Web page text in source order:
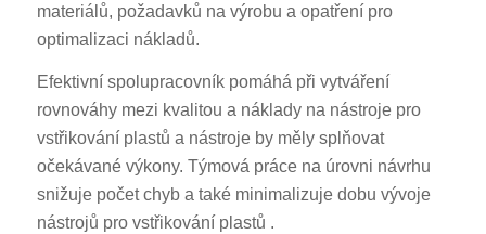
materiálů, požadavků na výrobu a opatření pro
optimalizaci nákladů.
Efektivní spolupracovník pomáhá při vytváření
rovnováhy mezi kvalitou a náklady na nástroje pro
vstřikování plastů a nástroje by měly splňovat
očekávané výkony. Týmová práce na úrovni návrhu
snižuje počet chyb a také minimalizuje dobu vývoje
nástrojů pro vstřikování plastů .